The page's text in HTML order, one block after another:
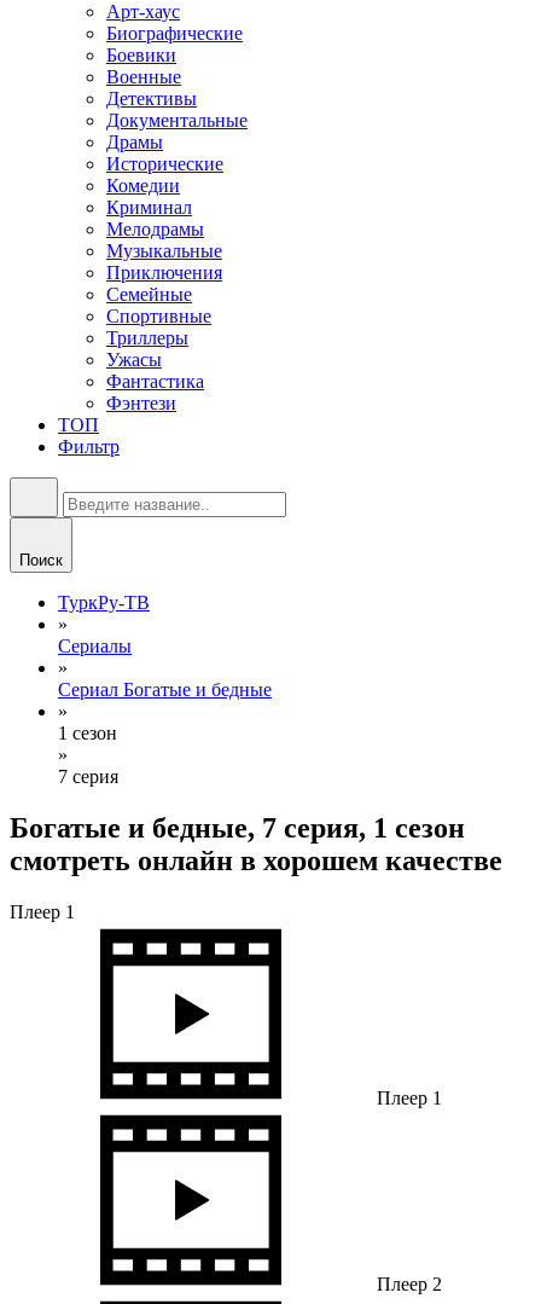
Арт-хаус
Биографические
Боевики
Военные
Детективы
Документальные
Драмы
Исторические
Комедии
Криминал
Мелодрамы
Музыкальные
Приключения
Семейные
Спортивные
Триллеры
Ужасы
Фантастика
Фэнтези
ТОП
Фильтр
Поиск
ТуркРу-ТВ
»
Сериалы
»
Сериал Богатые и бедные
»
1 сезон
»
7 серия
Богатые и бедные, 7 серия, 1 сезон
смотреть онлайн в хорошем качестве
Плеер 1
Плеер 1
Плеер 2